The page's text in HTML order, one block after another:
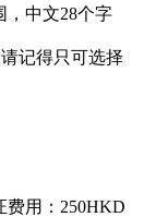
，中文28个字
记得只可选择
费用：250HKD